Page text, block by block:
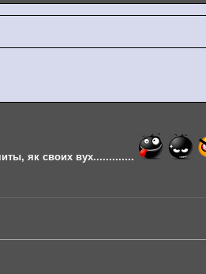
як своих вух.............